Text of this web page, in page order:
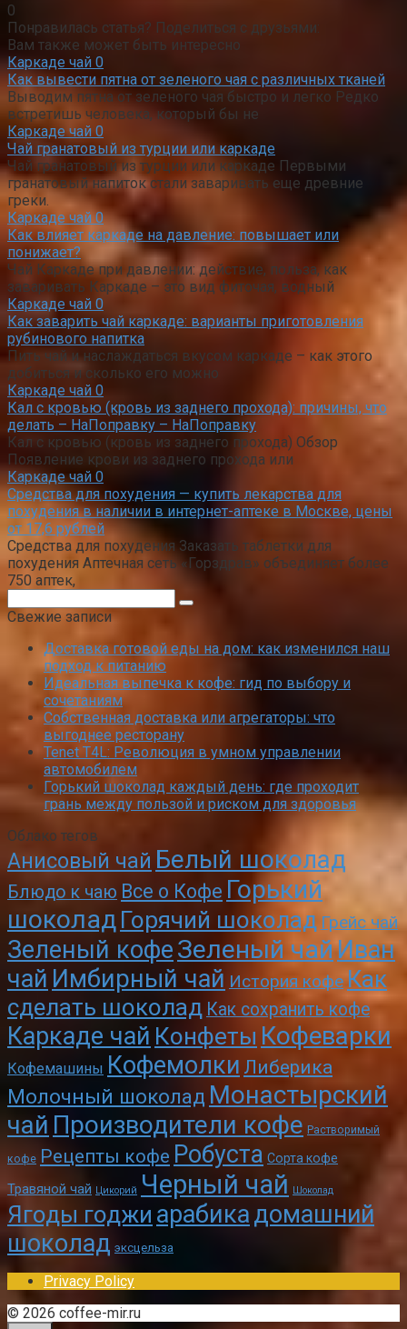
0
Понравилась статья? Поделиться с друзьями:
Вам также может быть интересно
Каркаде чай 0
Как вывести пятна от зеленого чая с различных тканей
Выводим пятна от зеленого чая быстро и легко Редко
встретишь человека, который бы не
Каркаде чай 0
Чай гранатовый из турции или каркаде
Чай гранатовый из турции или каркаде Первыми
гранатовый напиток стали заваривать еще древние
греки.
Каркаде чай 0
Как влияет каркаде на давление: повышает или
понижает?
Чай Каркаде при давлении: действие, польза, как
заваривать Каркаде – это вид фиточая, водный
Каркаде чай 0
Как заварить чай каркаде: варианты приготовления
рубинового напитка
Пить чай и наслаждаться вкусом каркаде – как этого
добиться и сколько его можно
Каркаде чай 0
Кал с кровью (кровь из заднего прохода): причины, что
делать – НаПоправку – НаПоправку
Кал с кровью (кровь из заднего прохода) Обзор
Появление крови из заднего прохода или
Каркаде чай 0
Средства для похудения — купить лекарства для
похудения в наличии в интернет-аптеке в Москве, цены
от 17,6 рублей
Средства для похудения Заказать таблетки для
похудения Аптечная сеть «Горздрав» объединяет более
750 аптек,
Свежие записи
Доставка готовой еды на дом: как изменился наш
подход к питанию
Идеальная выпечка к кофе: гид по выбору и
сочетаниям
Собственная доставка или агрегаторы: что
выгоднее ресторану
Tenet T4L: Революция в умном управлении
автомобилем
Горький шоколад каждый день: где проходит
грань между пользой и риском для здоровья
Облако тегов
Анисовый чай Белый шоколад
Блюдо к чаю Все о Кофе Горький
шоколад Горячий шоколад Грейс чай
Зеленый кофеЗеленый чайИван
чай Имбирный чай История кофеКак
сделать шоколад Как сохранить кофе
Каркаде чай Конфеты Кофеварки
Кофемашины Кофемолки Либерика
Молочный шоколад Монастырский
чай Производители кофе Растворимый
кофе Рецепты кофе Робуста Сорта кофе
Травяной чай Цикорий Черный чай Шоколад
Ягоды годжи арабикадомашний
шоколад эксцельза
Privacy Policy
© 2026 coffee-mir.ru